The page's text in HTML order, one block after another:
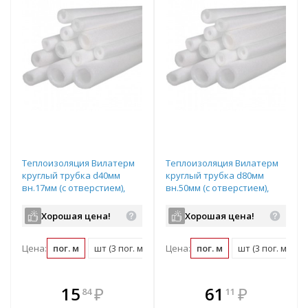
Теплоизоляция Вилатерм
круглый трубка d40мм
вн.17мм (с отверстием),
Хорошая цена!
Цена: пог. м шт (3 пог. м) упаковка (180 пог. м)
15 84 ₽
В комплекте
всегда выгоднее!
Теплоизоляция Вилатерм
круглый трубка d80мм
вн.50мм (с отверстием),
Хорошая цена!
Цена: пог. м шт (3 пог. м)
В комплекте
всегда выгоднее!
61 11 ₽